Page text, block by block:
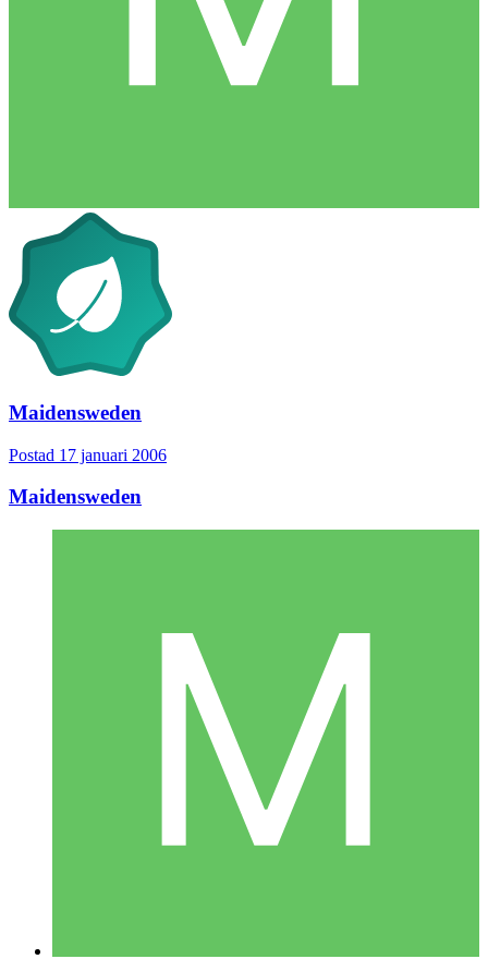
Maidensweden
Postad 17 januari 2006
Maidensweden